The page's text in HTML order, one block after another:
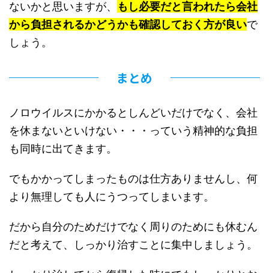
ないかと思いますが、
もし必要だと言われたら会社
から負担されるかどうかも確認しておく方が良いで
しょう。
まとめ
ノロウイルスにかかるとしんどいだけでなく、会社
を休まないといけない・・・っていう精神的な負担
も同時に出てきます。
でもかかってしまったものは仕方ありませんし、何
より無理しても人にうつってしまいます。
だから自分のためだけでなく周りのためにも休むん
だと考えて、しっかり治すことに集中しましょう。